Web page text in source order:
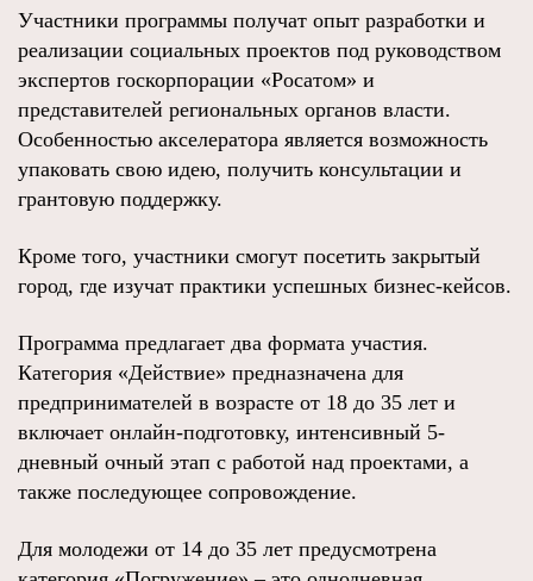
Участники программы получат опыт разработки и
реализации социальных проектов под руководством
экспертов госкорпорации «Росатом» и
представителей региональных органов власти.
Особенностью акселератора является возможность
упаковать свою идею, получить консультации и
грантовую поддержку.
Кроме того, участники смогут посетить закрытый
город, где изучат практики успешных бизнес-кейсов.
Программа предлагает два формата участия.
Категория «Действие» предназначена для
предпринимателей в возрасте от 18 до 35 лет и
включает онлайн-подготовку, интенсивный 5-
дневный очный этап с работой над проектами, а
также последующее сопровождение.
Для молодежи от 14 до 35 лет предусмотрена